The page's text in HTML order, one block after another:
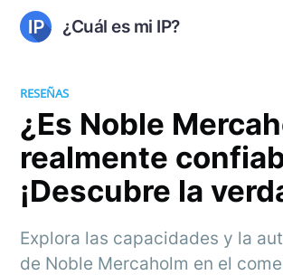
¿Cuál es mi IP?
RESEÑAS
¿Es Noble
realmente
¡Descubre la
Explora las capacidades y la
de Noble Mercaholm en el